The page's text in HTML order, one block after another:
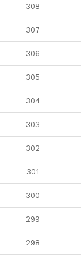
308
307
306
305
304
303
302
301
300
299
298